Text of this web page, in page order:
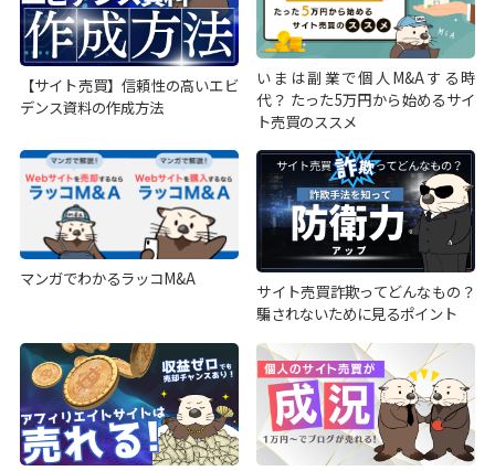
【サイト売買】信頼性の高いエビ
デンス資料の作成方法
いまは副業で個人M&Aする時
代？ たった5万円から始めるサイ
ト売買のススメ
マンガでわかるラッコM&A
サイト売買詐欺ってどんなもの？
騙されないために見るポイント